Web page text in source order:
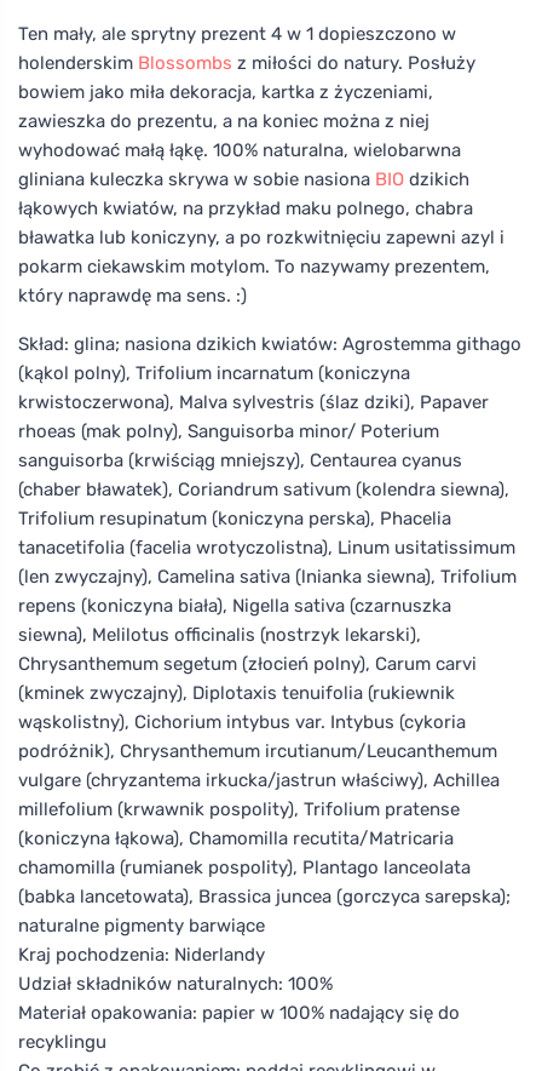
Ten mały, ale sprytny prezent 4 w 1 dopieszczono w
holenderskim Blossombs z miłości do natury. Posłuży
bowiem jako miła dekoracja, kartka z życzeniami,
zawieszka do prezentu, a na koniec można z niej
wyhodować małą łąkę. 100% naturalna, wielobarwna
gliniana kuleczka skrywa w sobie nasiona BIO dzikich
łąkowych kwiatów, na przykład maku polnego, chabra
bławatka lub koniczyny, a po rozkwitnięciu zapewni azyl i
pokarm ciekawskim motylom. To nazywamy prezentem,
który naprawdę ma sens. :)
Skład: glina; nasiona dzikich kwiatów: Agrostemma githago
(kąkol polny), Trifolium incarnatum (koniczyna
krwistoczerwona), Malva sylvestris (ślaz dziki), Papaver
rhoeas (mak polny), Sanguisorba minor/ Poterium
sanguisorba (krwiściąg mniejszy), Centaurea cyanus
(chaber bławatek), Coriandrum sativum (kolendra siewna),
Trifolium resupinatum (koniczyna perska), Phacelia
tanacetifolia (facelia wrotyczolistna), Linum usitatissimum
(len zwyczajny), Camelina sativa (lnianka siewna), Trifolium
repens (koniczyna biała), Nigella sativa (czarnuszka
siewna), Melilotus officinalis (nostrzyk lekarski),
Chrysanthemum segetum (złocień polny), Carum carvi
(kminek zwyczajny), Diplotaxis tenuifolia (rukiewnik
wąskolistny), Cichorium intybus var. Intybus (cykoria
podróżnik), Chrysanthemum ircutianum/Leucanthemum
vulgare (chryzantema irkucka/jastrun właściwy), Achillea
millefolium (krwawnik pospolity), Trifolium pratense
(koniczyna łąkowa), Chamomilla recutita/Matricaria
chamomilla (rumianek pospolity), Plantago lanceolata
(babka lancetowata), Brassica juncea (gorczyca sarepska);
naturalne pigmenty barwiące
Kraj pochodzenia: Niderlandy
Udział składników naturalnych: 100%
Materiał opakowania: papier w 100% nadający się do
recyklingu